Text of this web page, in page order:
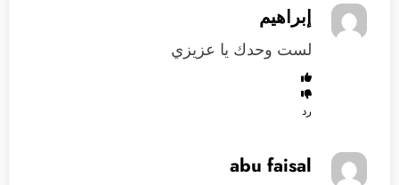
إبراهيم
لست وحدك يا عزيزي
رد
abu faisal